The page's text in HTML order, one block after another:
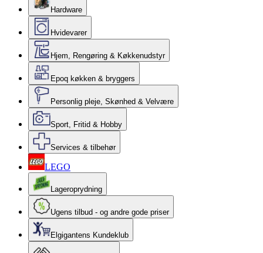
Hardware
Hvidevarer
Hjem, Rengøring & Køkkenudstyr
Epoq køkken & bryggers
Personlig pleje, Skønhed & Velvære
Sport, Fritid & Hobby
Services & tilbehør
LEGO
Lageroprydning
Ugens tilbud - og andre gode priser
Elgigantens Kundeklub